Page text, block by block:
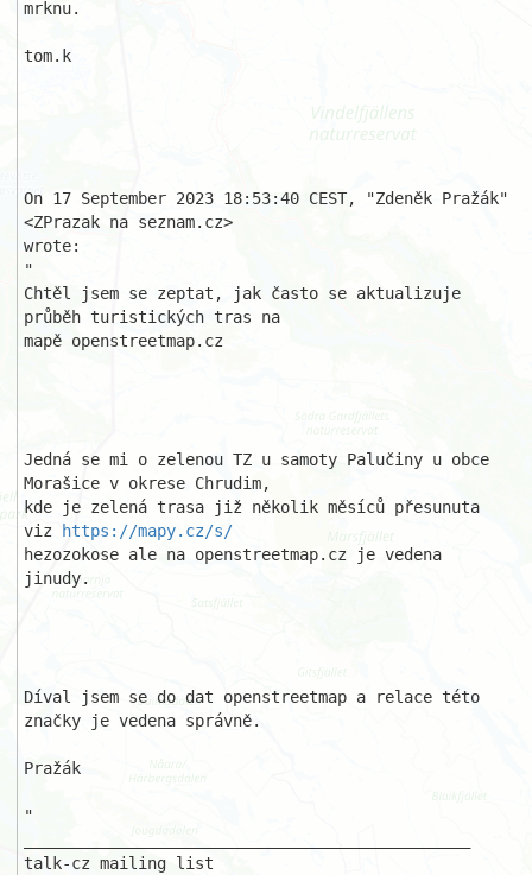
mrknu.
tom.k
On 17 September 2023 18:53:40 CEST, "Zdeněk Pražák"
<ZPrazak na seznam.cz>
wrote:
"
Chtěl jsem se zeptat, jak často se aktualizuje
průběh turistických tras na
mapě openstreetmap.cz
Jedná se mi o zelenou TZ u samoty Palučiny u obce
Morašice v okrese Chrudim,
kde je zelená trasa již několik měsíců přesunuta
viz
https://mapy.cz/s/
hezozokose ale na openstreetmap.cz je vedena
jinudy.
Díval jsem se do dat openstreetmap a relace této
značky je vedena správně.
Pražák
"
talk-cz mailing list